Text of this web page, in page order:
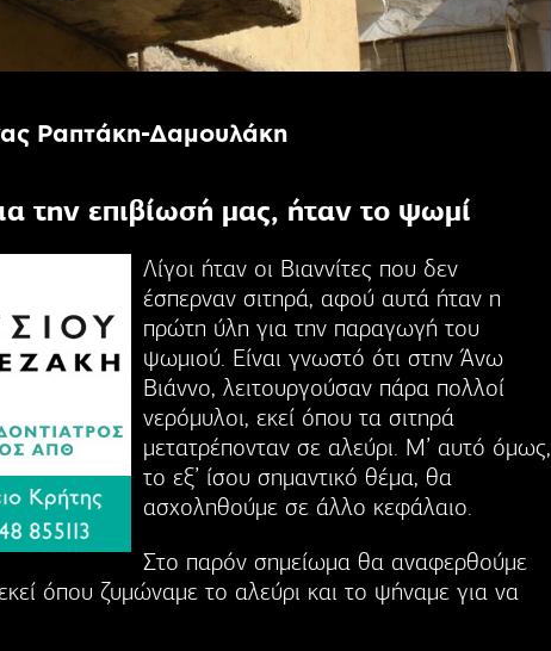
Ραπτάκη-Δαμουλάκη
την επιβίωσή μας, ήταν το ψωμί
Λίγοι ήταν οι Βιαννίτες που δεν
έσπερναν σιτηρά, αφού αυτά ήταν η
πρώτη ύλη για την παραγωγή του
ψωμιού. Είναι γνωστό ότι στην Άνω
Βιάννο, λειτουργούσαν πάρα πολλοί
νερόμυλοι, εκεί όπου τα σιτηρά
μετατρέπονταν σε αλεύρι. Μ’ αυτό όμως,
το εξ’ ίσου σημαντικό θέμα, θα
ασχοληθούμε σε άλλο κεφάλαιο.
Στο παρόν σημείωμα θα αναφερθούμε
όπου ζυμώναμε το αλεύρι και το ψήναμε για να